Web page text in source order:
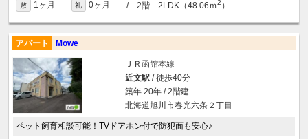
敷 1ヶ月 礼 0ヶ月 / 2階 2LDK（48.06ｍ2 ）
アパート Mowe
ＪＲ函館本線
近文駅/ 徒歩40分
築年 20年 / 2階建
北海道旭川市春光六条２丁目
ペット飼育相談可能！TVドアホン付で防犯面も安心♪